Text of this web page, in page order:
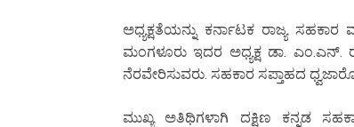
ಅಧ್ಯಕ್ಷತೆಯನ್ನು ಕರ್ನಾಟಕ ರಾಜ್ಯ
ಮಂಗಳೂರು ಇದರ ಅಧ್ಯಕ್ಷ ಡಾ. ಎಂ.ಎನ್.
ನೆರವೇರಿಸುವರು. ಸಹಕಾರ ಸಪ್ತಾಹದ
ಮುಖ್ಯ ಅತಿಥಿಗಳಾಗಿ ದಕ್ಷಿಣ ಕನ್ನಡ